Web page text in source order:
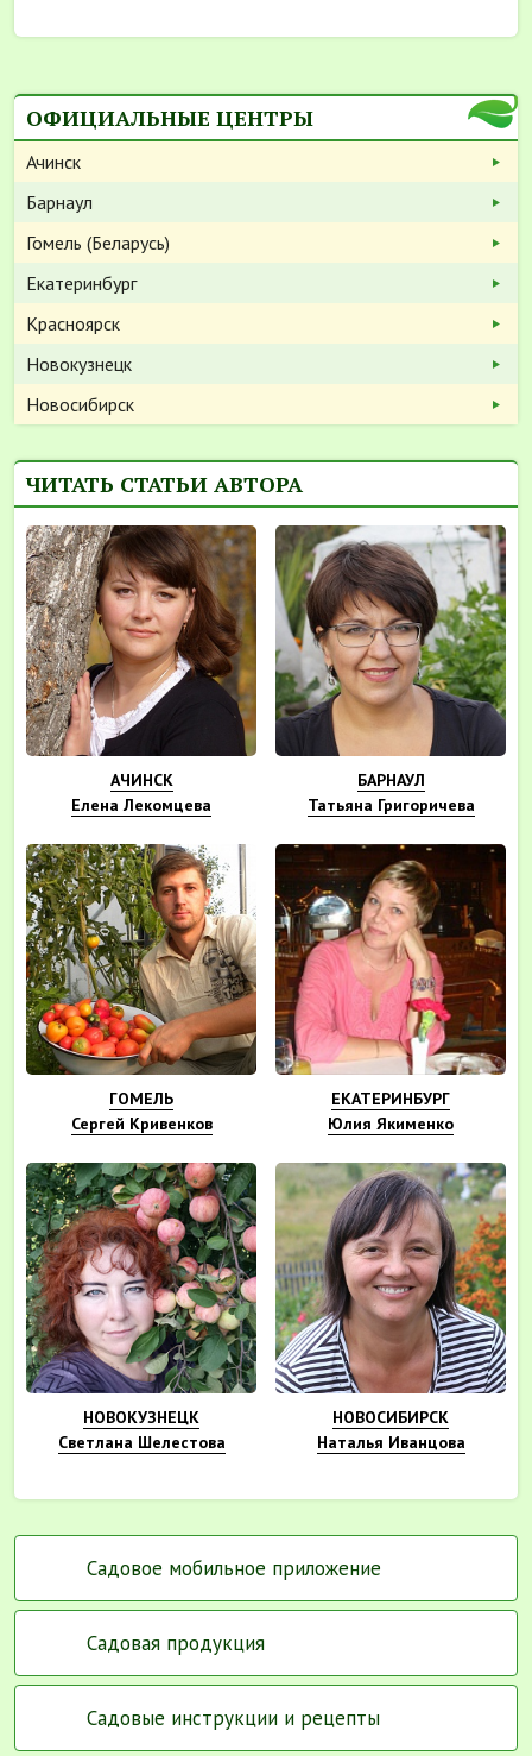
ОФИЦИАЛЬНЫЕ ЦЕНТРЫ
Ачинск
Барнаул
Гомель (Беларусь)
Екатеринбург
Красноярск
Новокузнецк
Новосибирск
ЧИТАТЬ СТАТЬИ АВТОРА
АЧИНСК
Елена Лекомцева
БАРНАУЛ
Татьяна Григоричева
ГОМЕЛЬ
Сергей Кривенков
ЕКАТЕРИНБУРГ
Юлия Якименко
НОВОКУЗНЕЦК
Светлана Шелестова
НОВОСИБИРСК
Наталья Иванцова
Садовое мобильное приложение
Садовая продукция
Садовые инструкции и рецепты